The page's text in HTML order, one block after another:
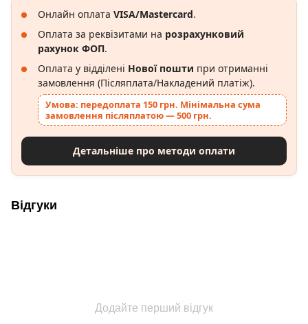
Онлайн оплата VISA/Mastercard.
Оплата за реквізитами на розрахунковий
рахунок ФОП.
Оплата у відділені Нової пошти при отриманні
замовлення (Післяплата/Накладений платіж).
Умова: передоплата 150 грн. Мінімальна сума
замовлення післяплатою — 500 грн.
Детальніше про методи оплати
Відгуки
Додайте перший відгук